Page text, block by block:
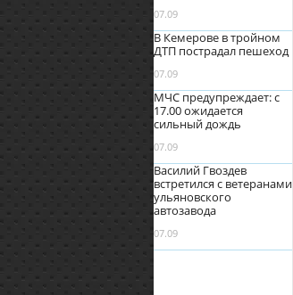
07.09
В Кемерове в тройном
ДТП пострадал пешеход
07.09
МЧС предупреждает: с
17.00 ожидается
сильный дождь
07.09
Василий Гвоздев
встретился с ветеранами
ульяновского
автозавода
07.09